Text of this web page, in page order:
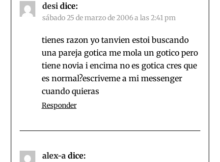
desi dice:
sábado 25 de marzo de 2006 a las 2:41 pm
tienes razon yo tanvien estoi buscando
una pareja gotica me mola un gotico pero
tiene novia i encima no es gotica cres que
es normal?escriveme a mi messenger
cuando quieras
Responder
alex-a dice: